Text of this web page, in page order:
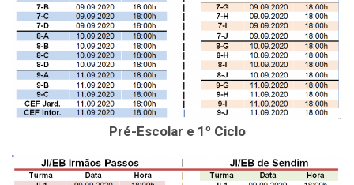
Pré-Escolar e 1º Ciclo